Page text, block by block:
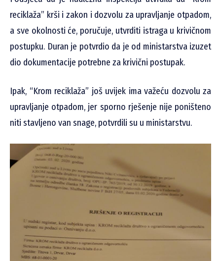
reciklaža” krši i zakon i dozvolu za upravljanje otpadom,
a sve okolnosti će, poručuje, utvrditi istraga u krivičnom
postupku. Duran je potvrdio da je od ministarstva izuzet
dio dokumentacije potrebne za krivični postupak.
Ipak, “Krom reciklaža” još uvijek ima važeću dozvolu za
upravljanje otpadom, jer sporno rješenje nije poništeno
niti stavljeno van snage, potvrdili su u ministarstvu.